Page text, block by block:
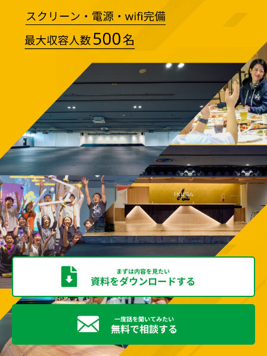
まずは内容を見たい
資料をダウンロードする
一度話を聞いてみたい
無料で相談する